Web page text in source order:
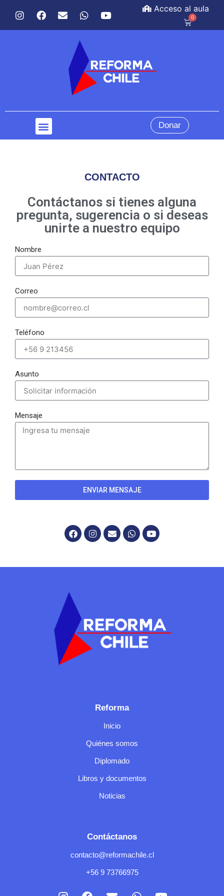
Acceso al aula
0
Donar
CONTACTO
Contáctanos si tienes alguna
pregunta, sugerencia o si deseas
unirte a nuestro equipo
Nombre
Correo
Teléfono
Asunto
Mensaje
ENVIAR MENSAJE
Reforma
Inicio
Quiénes somos
Diplomado
Libros y documentos
Noticias
Contáctanos
contacto@reformachile.cl
+56 9 73766975